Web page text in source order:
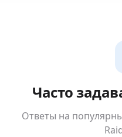
Часто
Ответы на